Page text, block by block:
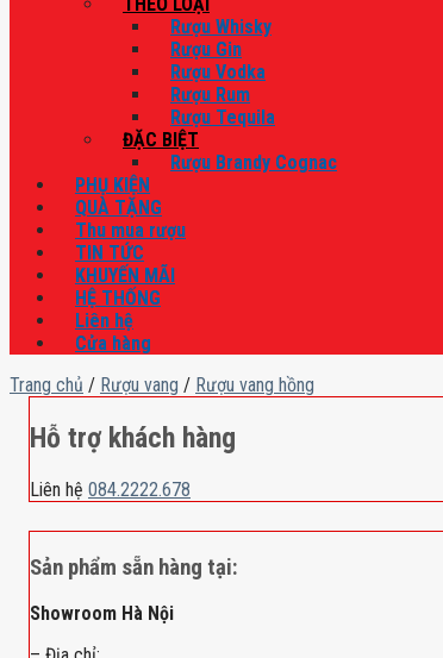
Rượu Whisky
Rượu Gin
Rượu Vodka
Rượu Rum
Rượu Tequila
ĐẶC BIỆT
Rượu Brandy Cognac
PHỤ KIỆN
QUÀ TẶNG
Thu mua rượu
TIN TỨC
KHUYẾN MÃI
HỆ THỐNG
Liên hệ
Cửa hàng
Trang chủ / Rượu vang / Rượu vang hồng
Hỗ trợ khách hàng
Liên hệ 084.2222.678
Sản phẩm sẵn hàng tại:
Showroom Hà Nội